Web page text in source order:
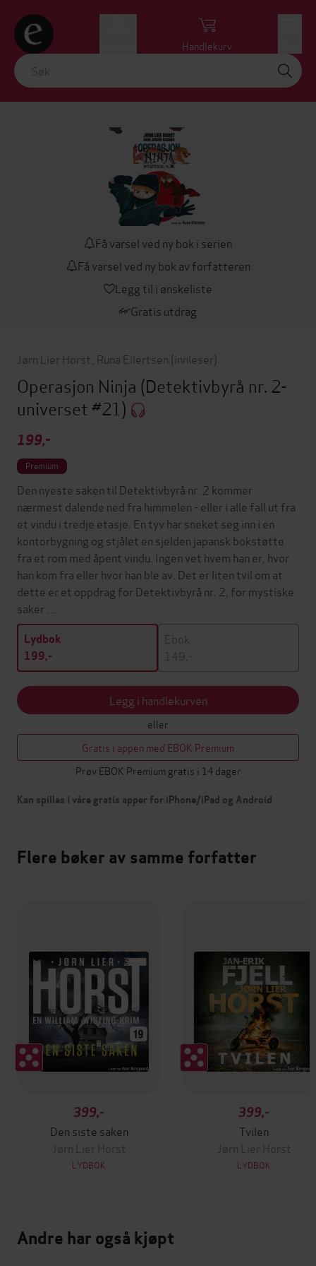
Handlekurv
Få varsel ved ny bok i serien
Få varsel ved ny bok av forfatteren
Legg til i ønskeliste
Gratis utdrag
Jørn Lier Horst Runa Eilertsen (innleser)
Operasjon Ninja (Detektivbyrå nr. 2-
universet #21)
199,-
Premium
Den nyeste saken til Detektivbyrå nr. 2 kommer
nærmest dalende ned fra himmelen - eller i alle fall ut fra
et vindu i tredje etasje. En tyv har sneket seg inn i en
kontorbygning og stjålet en sjelden japansk bokstøtte
fra et rom med åpent vindu. Ingen vet hvem han er, hvor
han kom fra eller hvor han ble av. Det er liten tvil om at
dette er et oppdrag for Detektivbyrå nr. 2, for mystiske
saker …
Lydbok
199,-
Ebok
149,-
Legg i handlekurven
eller
Gratis i appen med EBOK Premium
Prøv EBOK Premium gratis i 14 dager
Kan spilles i våre gratis apper for iPhone/iPad og Android
Flere bøker av samme forfatter
399,-
Den siste saken
Jørn Lier Horst
LYDBOK
399,-
Tvilen
Jørn Lier Horst
LYDBOK
Andre har også kjøpt